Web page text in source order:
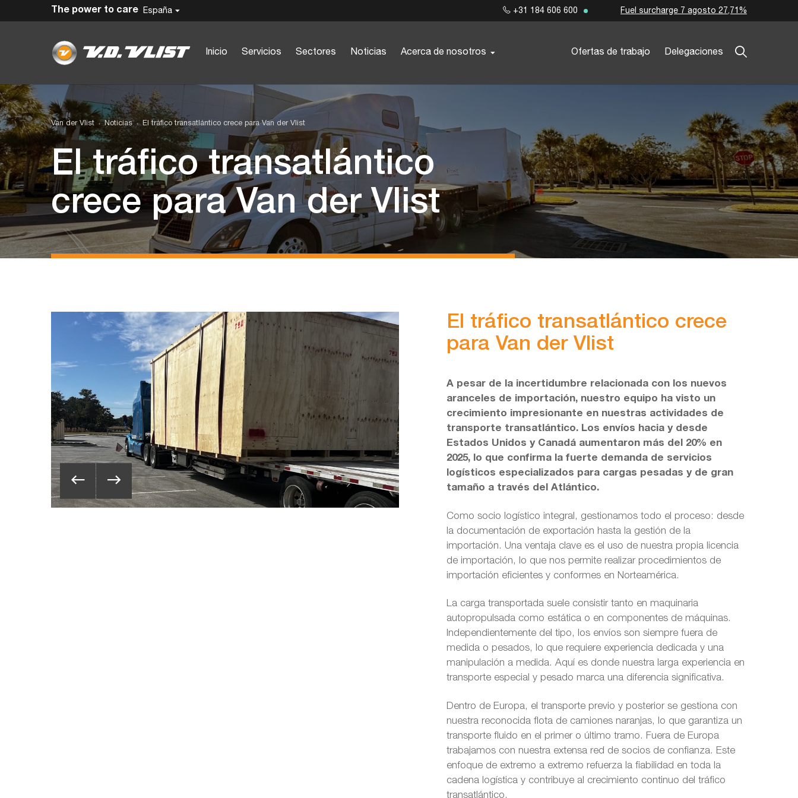
España
Inicio Servicios Sectores Noticias Acerca de nosotros Ofertas de trabajo Delegaciones
The power to care +31 184 606 600 Fuel surcharge 7 agosto 27,71%
Van der Vlist Noticias El tráfico transatlántico crece para Van der Vlist
El tráfico transatlántico
crece para Van der Vlist
El tráfico transatlántico crece
para Van der Vlist
A pesar de la incertidumbre relacionada con los nuevos
aranceles de importación, nuestro equipo ha visto un
crecimiento impresionante en nuestras actividades de
transporte transatlántico. Los envíos hacia y desde
Estados Unidos y Canadá aumentaron más del 20% en
2025, lo que confirma la fuerte demanda de servicios
logísticos especializados para cargas pesadas y de gran
tamaño a través del Atlántico.
Como socio logístico integral, gestionamos todo el proceso: desde
la documentación de exportación hasta la gestión de la
importación. Una ventaja clave es el uso de nuestra propia licencia
de importación, lo que nos permite realizar procedimientos de
importación eficientes y conformes en Norteamérica.
La carga transportada suele consistir tanto en maquinaria
autopropulsada como estática o en componentes de máquinas.
Independientemente del tipo, los envíos son siempre fuera de
medida o pesados, lo que requiere experiencia dedicada y una
manipulación a medida. Aquí es donde nuestra larga experiencia en
transporte especial y pesado marca una diferencia significativa.
Dentro de Europa, el transporte previo y posterior se gestiona con
nuestra reconocida flota de camiones naranjas, lo que garantiza un
transporte fluido en el primer o último tramo. Fuera de Europa
trabajamos con nuestra extensa red de socios de confianza. Este
enfoque de extremo a extremo refuerza la fiabilidad en toda la
cadena logística y contribuye al crecimiento continuo del tráfico
transatlántico.